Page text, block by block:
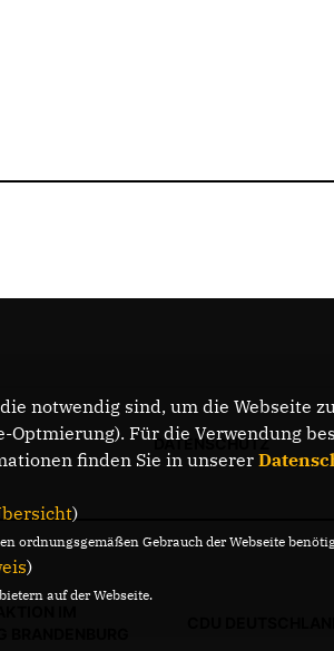
DATENSCHUTZ
notwendig sind, um die
Optmierung). Für die Verwendung
finden Sie in unserer
)
ordnungsgemäßen Gebrauch der Webseite
)
auf der Webseite.